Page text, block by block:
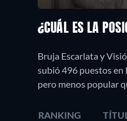
¿CUÁL ES LA
Bruja Escarlata y
subió 496 puestos en
pero menos popular
RANKING